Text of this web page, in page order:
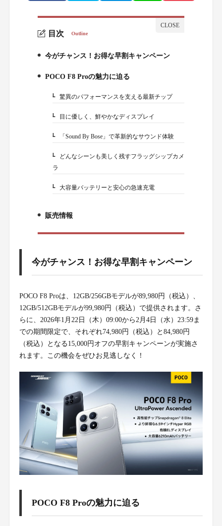
目次 Outline
今がチャンス！お得な早割キャンペーン
2.
POCO F8 Proの魅力に迫る
2-1.驚異のパフォーマンスを支える最新チップ
2-2.目に優しく、鮮やかなディスプレイ
2-3.「Sound By Bose」で革新的なサウンド体験
2-4.どんなシーンも美しく残すフラッグシップカメ
ラ
2-5.大容量バッテリーと安心の急速充電
3.
販売情報
今がチャンス！お得な早割キャンペーン
POCO F8 Proは、12GB/256GBモデルが89,980円（税込）、
12GB/512GBモデルが99,980円（税込）で提供されます。さ
らに、2026年1月22日（木）09:00から2月4日（水）23:59ま
での期間限定で、それぞれ74,980円（税込）と84,980円
（税込）となる15,000円オフの早割キャンペーンが実施さ
れます。この機会をぜひお見逃しなく！
POCO F8 Proの魅力に迫る